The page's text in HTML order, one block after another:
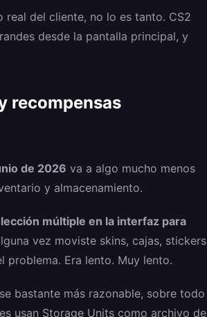
real del cliente, no lo es tanto. CS2
desde la pantalla principal, y
recompensas
de 2026 va a algo mucho menos
y almacenamiento.
múltiple en la interfaz para
vez moviste skins, cajas, stickers
problema. Era lento. Muy lento.
bastante más razonable, sobre todo
usan Storage Units como archivo de